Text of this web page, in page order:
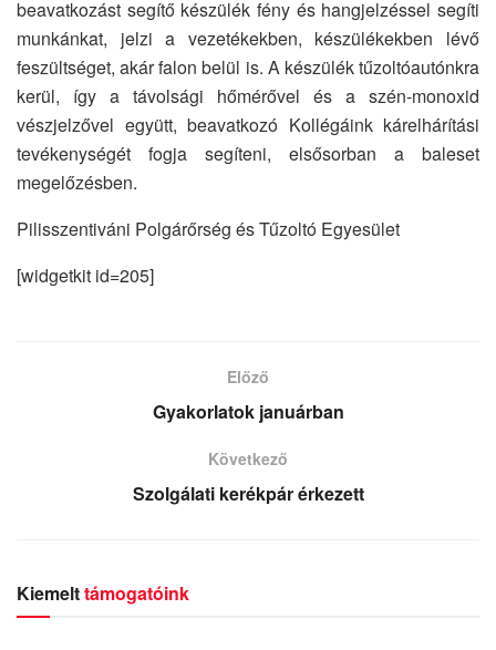
beavatkozást segítő készülék fény és hangjelzéssel segíti
munkánkat, jelzi a vezetékekben, készülékekben lévő
feszültséget, akár falon belül is. A készülék tűzoltóautónkra
kerül, így a távolsági hőmérővel és a szén-monoxid
vészjelzővel együtt, beavatkozó Kollégáink kárelhárítási
tevékenységét fogja segíteni, elsősorban a baleset
megelőzésben.
Pilisszentiváni Polgárőrség és Tűzoltó Egyesület
[widgetkit id=205]
Előző
Gyakorlatok januárban
Következő
Szolgálati kerékpár érkezett
Kiemelttámogatóink